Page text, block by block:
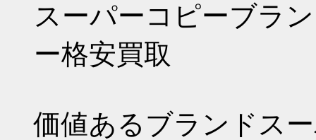
スーパーコピーブラ
ー格安買取
価値あるブランドス